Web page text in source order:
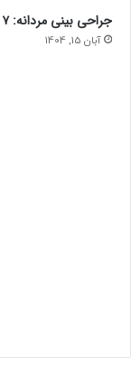
جراحی بینی مردانه: ۷ تفاوت کلیدی که بینی شما را “زنانه” نمی‌کند!
آبان 15, 1404